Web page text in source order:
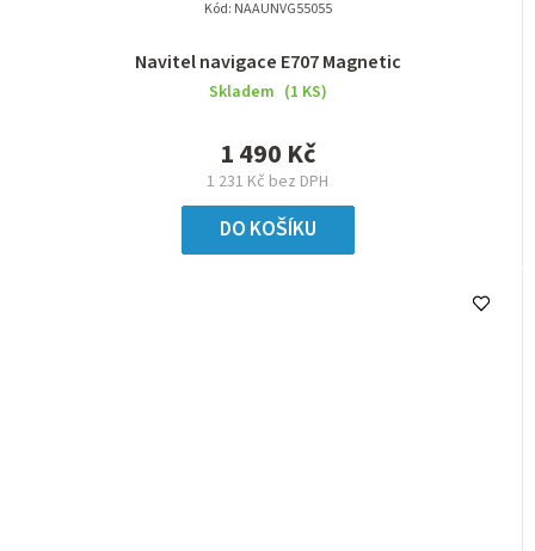
Navitel navigace E707 Magnetic
Skladem (1 KS)
1 231 Kč bez DPH
1 490 Kč
DO KOŠÍKU
Kód: NAAUNVG55055